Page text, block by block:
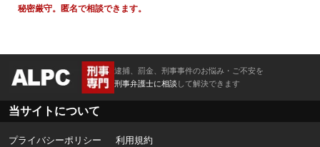
秘密厳守。匿名で相談できます。
逮捕、罰金、刑事事件のお悩み・ご不安を
刑事弁護士に相談 して解決できます
当サイトについて
プライバシーポリシー 利用規約